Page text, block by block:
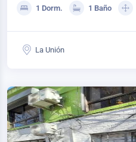
1 Dorm. 1 Baño
La Unión